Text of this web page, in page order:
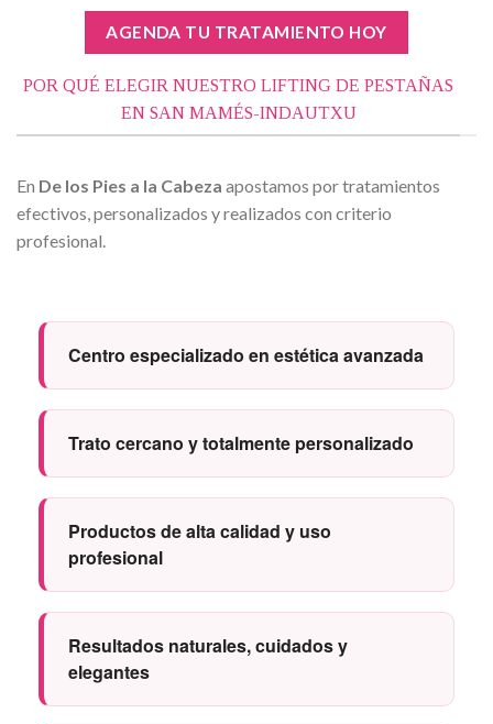
AGENDA TU TRATAMIENTO HOY
POR QUÉ ELEGIR NUESTRO LIFTING DE PESTAÑAS
EN SAN MAMÉS-INDAUTXU
En De los Pies a la Cabeza apostamos por tratamientos
efectivos, personalizados y realizados con criterio
profesional.
Centro especializado en estética avanzada
Trato cercano y totalmente personalizado
Productos de alta calidad y uso
profesional
Resultados naturales, cuidados y
elegantes